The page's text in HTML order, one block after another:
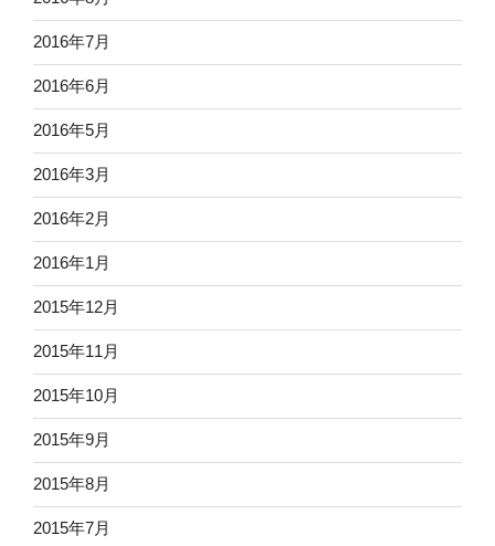
2016年7月
2016年6月
2016年5月
2016年3月
2016年2月
2016年1月
2015年12月
2015年11月
2015年10月
2015年9月
2015年8月
2015年7月